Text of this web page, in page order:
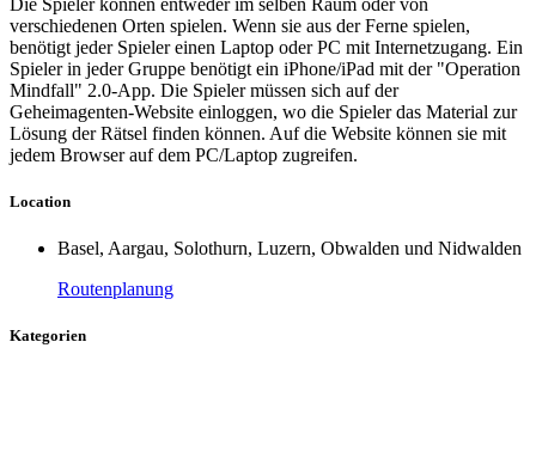
verschiedenen Orten spielen. Wenn sie aus der Ferne spielen,
benötigt jeder Spieler einen Laptop oder PC mit Internetzugang. Ein
Spieler in jeder Gruppe benötigt ein iPhone/iPad mit der "Operation
Mindfall" 2.0-App. Die Spieler müssen sich auf der
Geheimagenten-Website einloggen, wo die Spieler das Material zur
Lösung der Rätsel finden können. Auf die Website können sie mit
jedem Browser auf dem PC/Laptop zugreifen.
Location
Basel, Aargau, Solothurn, Luzern, Obwalden und Nidwalden
Routenplanung
Kategorien